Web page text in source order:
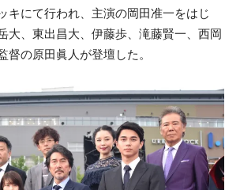
キにて行われ、主演の岡田准一をはじ
大、東出昌大、伊藤歩、滝藤賢一、西岡
督の原田眞人が登壇した。